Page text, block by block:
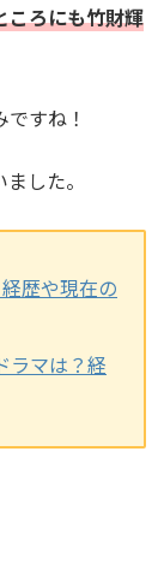
ころにも竹財輝
すね！
した。
歴や現在の
ラマは？経